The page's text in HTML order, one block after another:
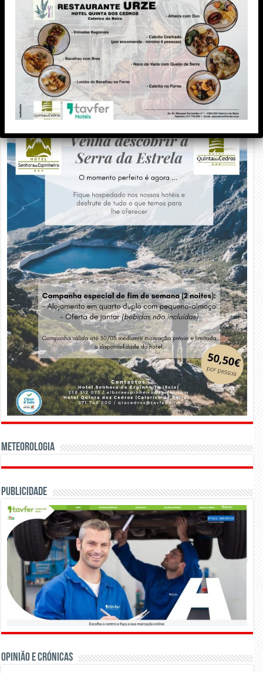
PUBLICIDADE
Meteorologia
Publicidade
OPINIÃO E CRÓNICAS